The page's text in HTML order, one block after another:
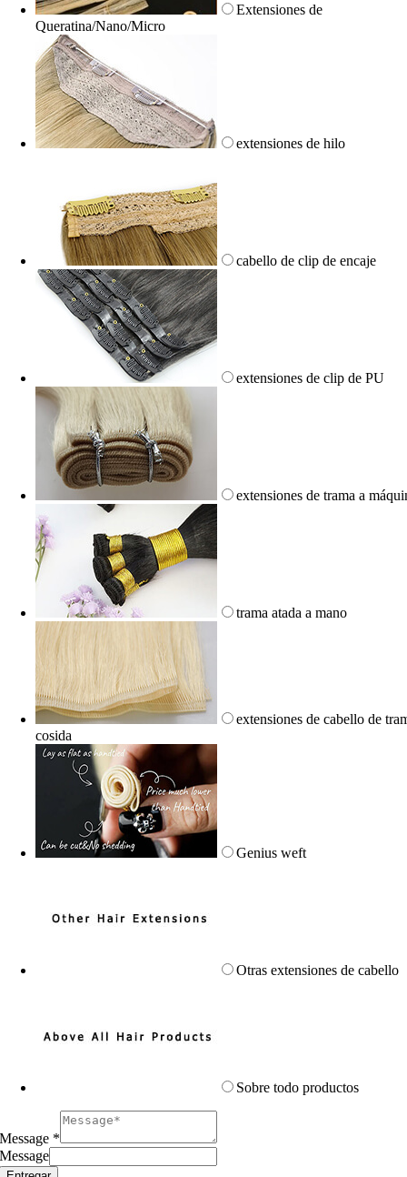
Extensiones de
Queratina/Nano/Micro
extensiones de hilo
cabello de clip de encaje
extensiones de clip de PU
extensiones de trama a
trama atada a mano
extensiones de cabello de
cosida
Genius weft
Otras extensiones de cabello
Sobre todo productos
Message *
Message